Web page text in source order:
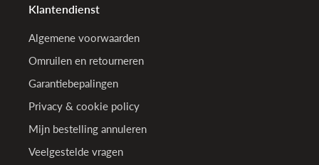
Klantendienst
Algemene voorwaarden
Omruilen en retourneren
Garantiebepalingen
Privacy & cookie policy
Mijn bestelling annuleren
Veelgestelde vragen